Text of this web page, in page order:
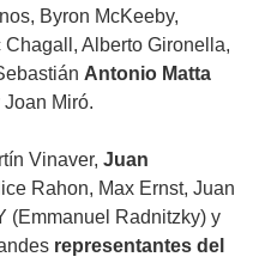
Byron McKeeby,
Chagall, Alberto Gironella,
Antonio Matta
Miró.
Vinaver, Juan
Rahon, Max Ernst, Juan
(Emmanuel Radnitzky) y
representantes del